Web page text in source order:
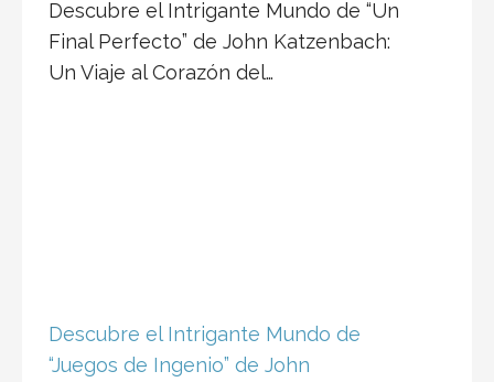
Descubre el Intrigante Mundo de “Un
Final Perfecto” de John Katzenbach:
Un Viaje al Corazón del…
Descubre el Intrigante Mundo de
“Juegos de Ingenio” de John